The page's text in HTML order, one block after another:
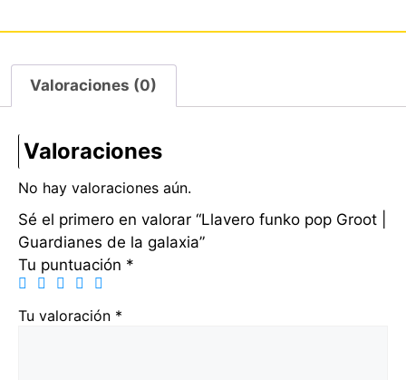
Valoraciones (0)
Valoraciones
No hay valoraciones aún.
Sé el primero en valorar “Llavero funko pop Groot |
Guardianes de la galaxia”
Tu puntuación *
Tu valoración *